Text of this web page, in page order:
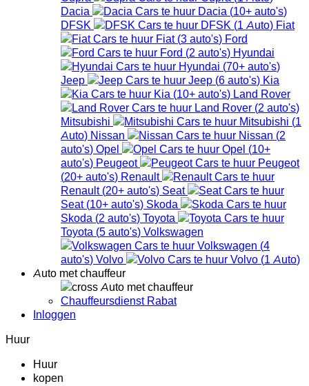
Dacia
Dacia (10+ auto's)
DFSK
DFSK (1Auto) Fiat
Fiat (3 auto's) Ford
Ford (2 auto's) Hyundai
Hyundai (70+ auto's)
Jeep
Jeep (6 auto's) Kia
Kia (10+ auto's) Land Rover
Land Rover (2 auto's)
Mitsubishi
Mitsubishi (1
Auto) Nissan Nissan (2
auto's) Opel Opel (10+
auto's) Peugeot
Peugeot
(20+ auto's) Renault
Renault (20+ auto's) Seat
Seat (10+ auto's) Skoda
Skoda (2 auto's) Toyota
Toyota (5 auto's) Volkswagen
Volkswagen (4
auto's) Volvo Volvo (1Auto)
Auto met chauffeur
Auto met chauffeur
Chauffeursdienst Rabat
Inloggen
Huur
Huur
kopen